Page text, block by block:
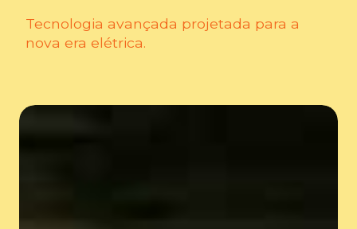
Tecnologia avançada projetada para a
nova era elétrica.